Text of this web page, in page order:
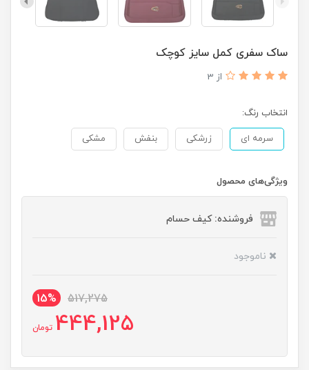
ساک سفری کمل سایز کوچک
از 3
انتخاب رنگ:
سرمه ای زرشکی بنفش مشکی
ویژگی‌های محصول
فروشنده: کیف حسام
ناموجود
517,275
15%
444,125 تومان